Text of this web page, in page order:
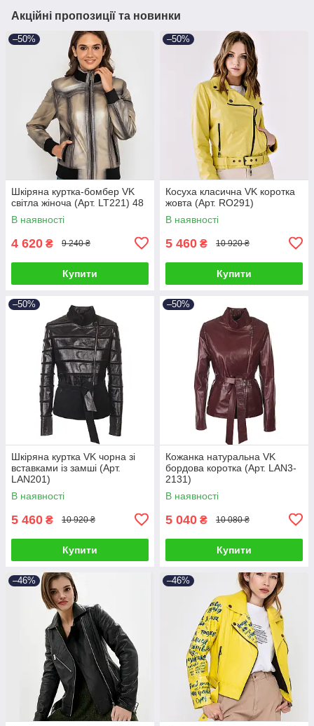
Акційні пропозиції та новинки
–50%
Шкіряна куртка-бомбер VK
світла жіноча (Арт. LT221) 48
В наявності
4 620 ₴ 9 240 ₴
Купити
–50%
Косуха класична VK коротка
жовта (Арт. RO291)
В наявності
5 460 ₴ 10 920 ₴
Купити
–50%
Шкіряна куртка VK чорна зі
вставками із замші (Арт.
LAN201)
В наявності
5 460 ₴ 10 920 ₴
Купити
–50%
Кожанка натуральна VK
бордова коротка (Арт. LAN3-
2131)
В наявності
5 040 ₴ 10 080 ₴
Купити
–46% –46%